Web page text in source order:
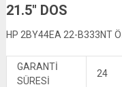
21.5″ DOS
HP 2BY44EA 22-B333NT
GARANTİ
SÜRESİ
24